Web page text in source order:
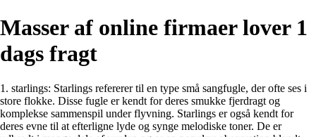
Masser af online firmaer lover 1
dags fragt
1. starlings: Starlings refererer til en type små sangfugle, der ofte ses i
store flokke. Disse fugle er kendt for deres smukke fjerdragt og
komplekse sammenspil under flyvning. Starlings er også kendt for
deres evne til at efterligne lyde og synge melodiske toner. De er